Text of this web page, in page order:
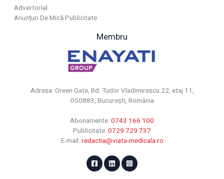
Advertorial
Anunțuri De Mică Publicitate
Membru
Adresa: Green Gate, Bd. Tudor Vladimirescu 22, etaj 11,
050883, Bucureşti, România
Abonamente: 0743 166 100
Publicitate: 0729 729 737
E-mail: redactia@viata-medicala.ro